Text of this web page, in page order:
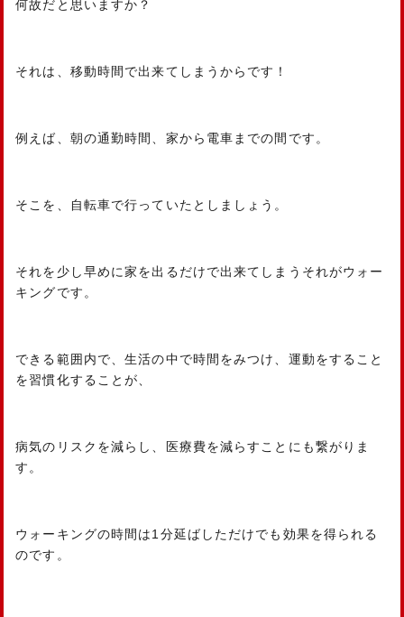
何故だと思いますか？
それは、移動時間で出来てしまうからです！
例えば、朝の通勤時間、家から電車までの間です。
そこを、自転車で行っていたとしましょう。
それを少し早めに家を出るだけで出来てしまうそれがウォー
キングです。
できる範囲内で、生活の中で時間をみつけ、運動をすること
を習慣化することが、
病気のリスクを減らし、医療費を減らすことにも繋がりま
す。
ウォーキングの時間は1分延ばしただけでも効果を得られる
のです。